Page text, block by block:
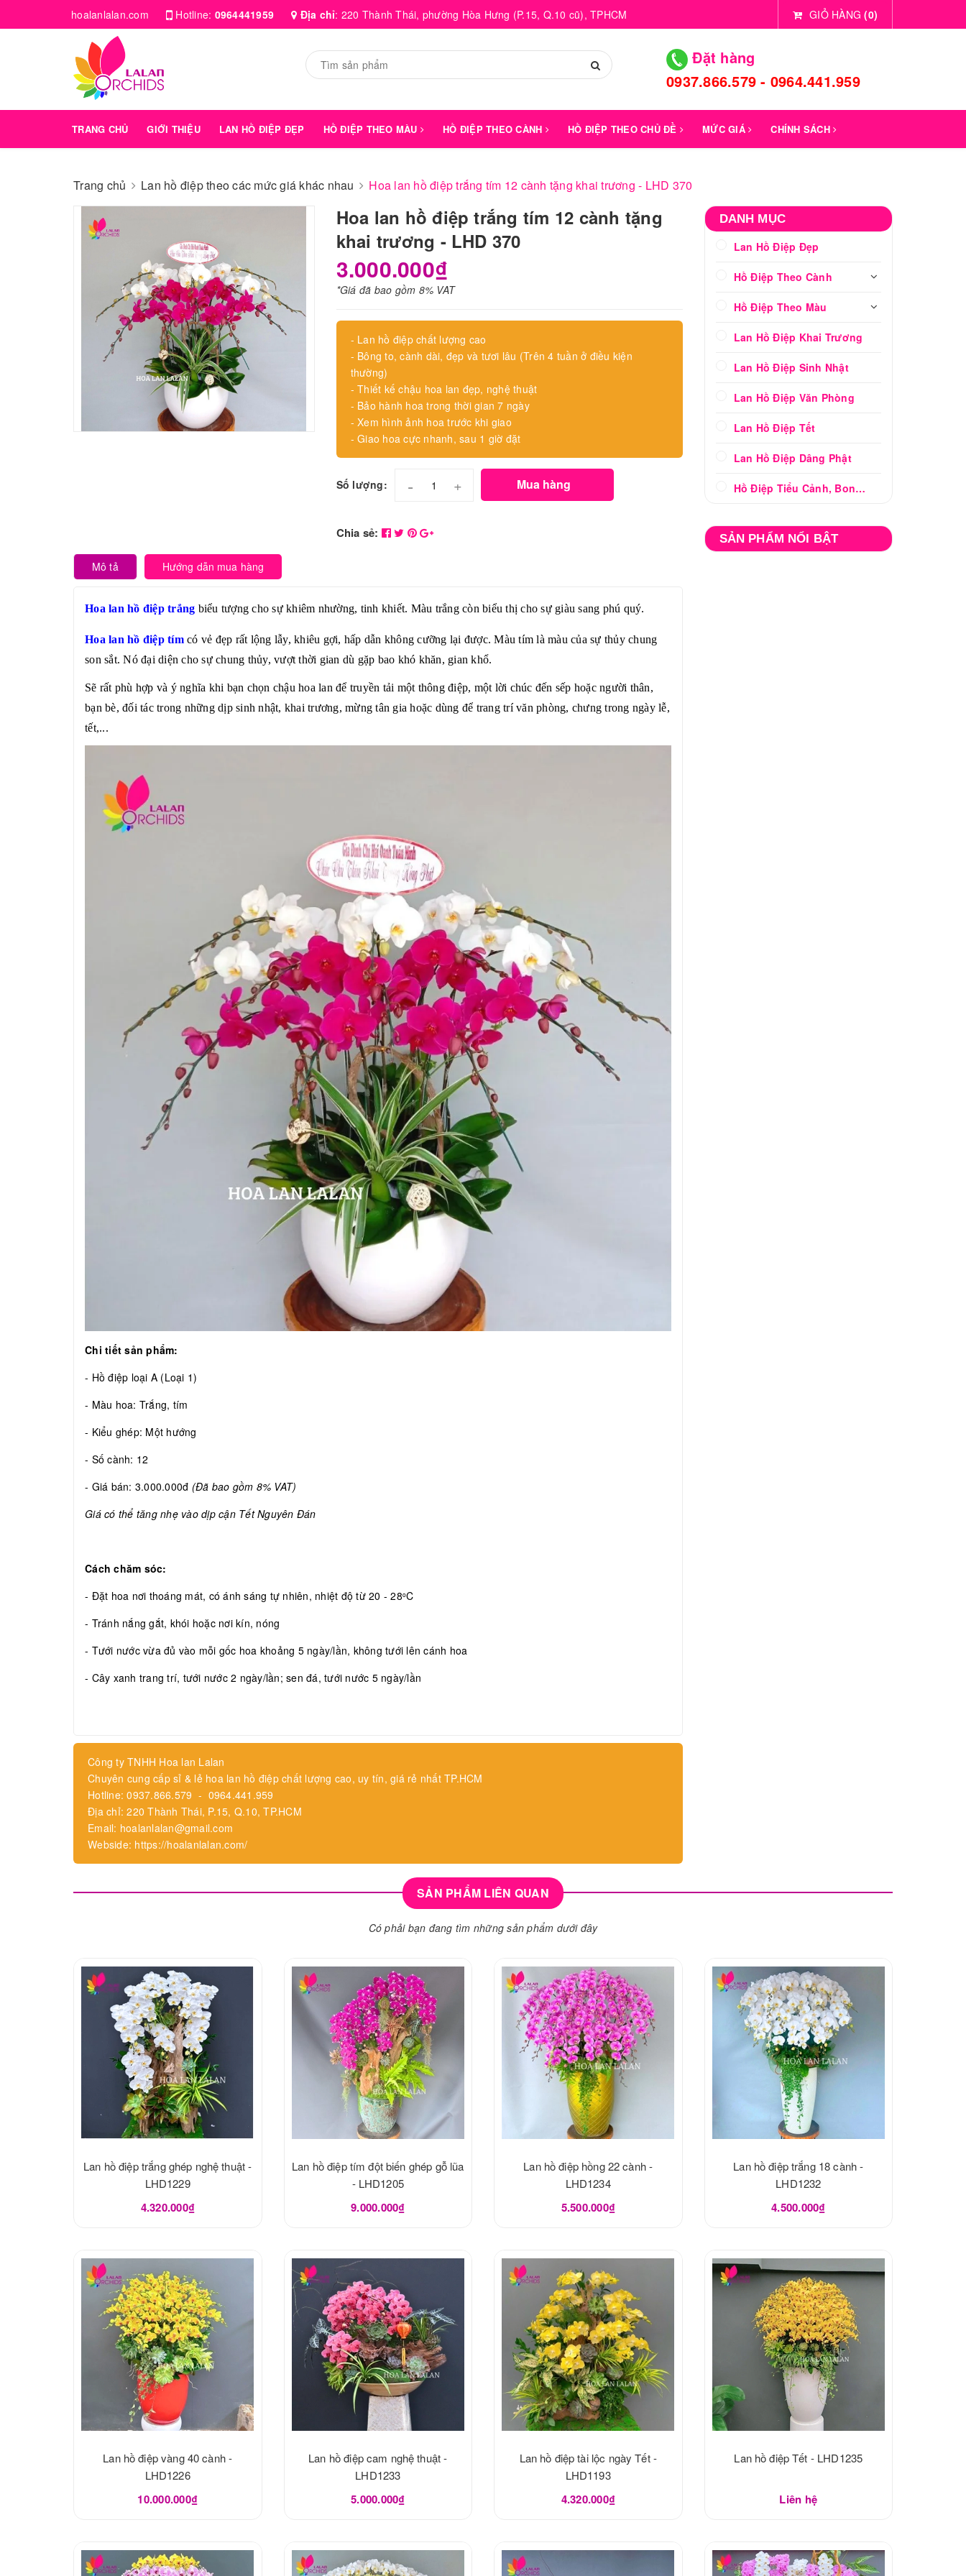
hoalanlalan.com Hotline: 0964441959 Địa chỉ: 220 Thành Thái, phường Hòa Hưng (P.15, Q.10 cũ), TPHCM GIỎ HÀNG (0)
Đặt hàng
0937.866.579 - 0964.441.959
TRANG CHỦ GIỚI THIỆU LAN HỒ ĐIỆP ĐẸP HỒ ĐIỆP THEO MÀU HỒ ĐIỆP THEO CÀNH HỒ ĐIỆP THEO CHỦ ĐỀ MỨC GIÁ CHÍNH SÁCH
Trang chủ Lan hồ điệp theo các mức giá khác nhau Hoa lan hồ điệp trắng tím 12 cành tặng khai trương - LHD 370
Hoa lan hồ điệp trắng tím 12 cành tặng
khai trương - LHD 370
3.000.000₫
*Giá đã bao gồm 8% VAT
- Lan hồ điệp chất lượng cao
- Bông to, cành dài, đẹp và tươi lâu (Trên 4 tuần ở điều kiện
thường)
- Thiết kế chậu hoa lan đẹp, nghệ thuật
- Bảo hành hoa trong thời gian 7 ngày
- Xem hình ảnh hoa trước khi giao
- Giao hoa cực nhanh, sau 1 giờ đặt
Số lượng: - + Mua hàng
Chia sẻ:
Mô tả Hướng dẫn mua hàng
Hoa lan hồ điệp trắng biểu tượng cho sự khiêm nhường, tinh khiết. Màu trắng còn biểu thị cho sự giàu sang phú quý.
Hoa lan hồ điệp tímcó vẻ đẹp rất lộng lẫy, khiêu gợi, hấp dẫn không cưỡng lại được. Màu tím là màu của sự thủy chung
son sắt. Nó đại diện cho sự chung thủy, vượt thời gian dù gặp bao khó khăn, gian khổ.
Sẽ rất phù hợp và ý nghĩa khi bạn chọn chậu hoa lan để truyền tải một thông điệp, một lời chúc đến sếp hoặc người thân,
bạn bè, đối tác trong những dịp sinh nhật, khai trương, mừng tân gia hoặc dùng để trang trí văn phòng, chưng trong ngày lễ,
tết,...
Chi tiết sản phẩm:
- Hồ điệp loại A (Loại 1)
- Màu hoa: Trắng, tím
- Kiểu ghép: Một hướng
- Số cành: 12
- Giá bán: 3.000.000đ (Đã bao gồm 8% VAT)
Giá có thể tăng nhẹ vào dịp cận Tết Nguyên Đán
Cách chăm sóc:
- Đặt hoa nơi thoáng mát, có ánh sáng tự nhiên, nhiệt độ từ 20 - 28oC
- Tránh nắng gắt, khói hoặc nơi kín, nóng
- Tưới nước vừa đủ vào mỗi gốc hoa khoảng 5 ngày/lần, không tưới lên cánh hoa
- Cây xanh trang trí, tưới nước 2 ngày/lần; sen đá, tưới nước 5 ngày/lần
Công ty TNHH Hoa lan Lalan
Chuyên cung cấp sỉ & lẻ hoa lan hồ điệp chất lượng cao, uy tín, giá rẻ nhất TP.HCM
Hotline: 0937.866.579 - 0964.441.959
Địa chỉ: 220 Thành Thái, P.15, Q.10, TP.HCM
Email: hoalanlalan@gmail.com
Webside: https://hoalanlalan.com/
DANH MỤC
Lan Hồ Điệp Đẹp
Hồ Điệp Theo Cành
Hồ Điệp Theo Màu
Lan Hồ Điệp Khai Trương
Lan Hồ Điệp Sinh Nhật
Lan Hồ Điệp Văn Phòng
Lan Hồ Điệp Tết
Lan Hồ Điệp Dâng Phật
Hồ Điệp Tiểu Cảnh, Bonsai
SẢN PHẨM NỔI BẬT
SẢN PHẨM LIÊN QUAN
Có phải bạn đang tìm những sản phẩm dưới đây
Lan hồ điệp trắng ghép nghệ thuật -
LHD1229
4.320.000₫
Lan hồ điệp tím đột biến ghép gỗ lũa
- LHD1205
9.000.000₫
Lan hồ điệp hồng 22 cành -
LHD1234
5.500.000₫
Lan hồ điệp trắng 18 cành -
LHD1232
4.500.000₫
Lan hồ điệp vàng 40 cành -
LHD1226
10.000.000₫
Lan hồ điệp cam nghệ thuật -
LHD1233
5.000.000₫
Lan hồ điệp tài lộc ngày Tết -
LHD1193
4.320.000₫
Lan hồ điệp Tết - LHD1235
Liên hệ